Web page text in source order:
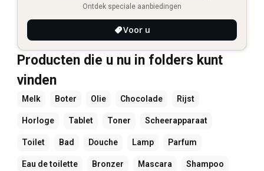
Ontdek speciale aanbiedingen
Voor u
Producten die u nu in folders kunt
vinden
Melk Boter Olie Chocolade Rijst
Horloge Tablet Toner Scheerapparaat
Toilet Bad Douche Lamp Parfum
Eau de toilette Bronzer Mascara Shampoo